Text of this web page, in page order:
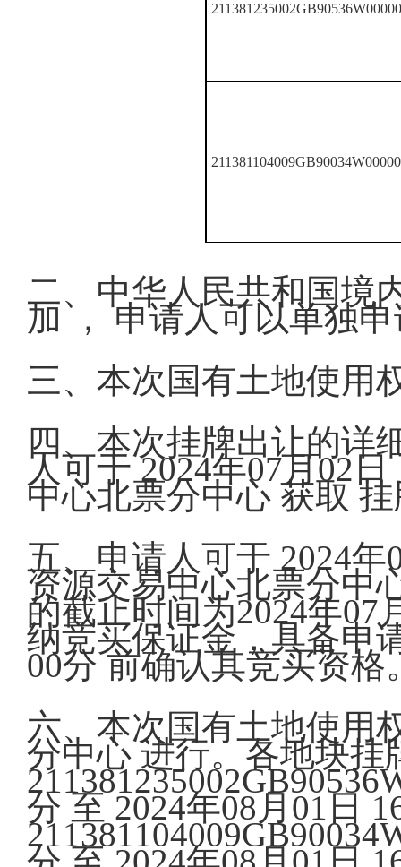
二、中华人民共和国境
加 ， 申请人可以单独
三、本次国有土地使用
四、本次挂牌出让的详
人可于 2024年07月02
中心北票分中心 获取
五、申请人可于 2024年
资源交易中心北票分中
的截止时间为2024年07
纳竞买保证金，具备申
00分 前确认其竞买资格
六、本次国有土地使用
分中心 进行。各地块挂
分 至 2024年08月01日